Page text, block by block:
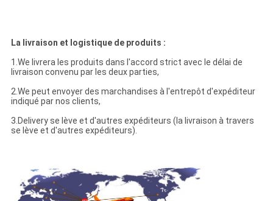
La livraison et logistique de produits :
1.We livrera les produits dans l'accord strict avec le délai de
livraison convenu par les deux parties,
2.We peut envoyer des marchandises à l'entrepôt d'expéditeur
indiqué par nos clients,
3.Delivery se lève et d'autres expéditeurs (la livraison à travers
se lève et d'autres expéditeurs).